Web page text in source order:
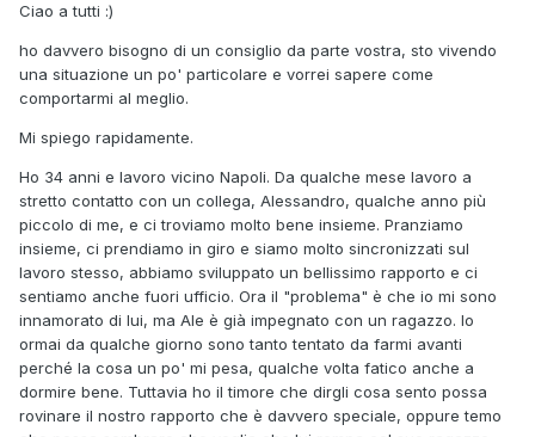
Ciao a tutti :)
ho davvero bisogno di un consiglio da parte vostra, sto vivendo
una situazione un po' particolare e vorrei sapere come
comportarmi al meglio.
Mi spiego rapidamente.
Ho 34 anni e lavoro vicino Napoli. Da qualche mese lavoro a
stretto contatto con un collega, Alessandro, qualche anno più
piccolo di me, e ci troviamo molto bene insieme. Pranziamo
insieme, ci prendiamo in giro e siamo molto sincronizzati sul
lavoro stesso, abbiamo sviluppato un bellissimo rapporto e ci
sentiamo anche fuori ufficio. Ora il "problema" è che io mi sono
innamorato di lui, ma Ale è già impegnato con un ragazzo. Io
ormai da qualche giorno sono tanto tentato da farmi avanti
perché la cosa un po' mi pesa, qualche volta fatico anche a
dormire bene. Tuttavia ho il timore che dirgli cosa sento possa
rovinare il nostro rapporto che è davvero speciale, oppure temo